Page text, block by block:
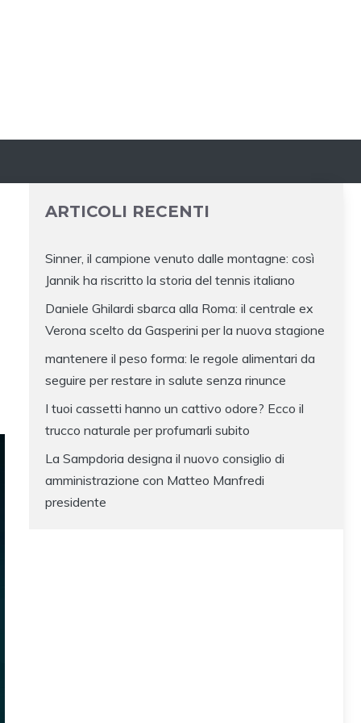
ARTICOLI RECENTI
Sinner, il campione venuto dalle montagne: così
Jannik ha riscritto la storia del tennis italiano
Daniele Ghilardi sbarca alla Roma: il centrale ex
Verona scelto da Gasperini per la nuova stagione
mantenere il peso forma: le regole alimentari da
seguire per restare in salute senza rinunce
I tuoi cassetti hanno un cattivo odore? Ecco il
trucco naturale per profumarli subito
La Sampdoria designa il nuovo consiglio di
amministrazione con Matteo Manfredi
presidente